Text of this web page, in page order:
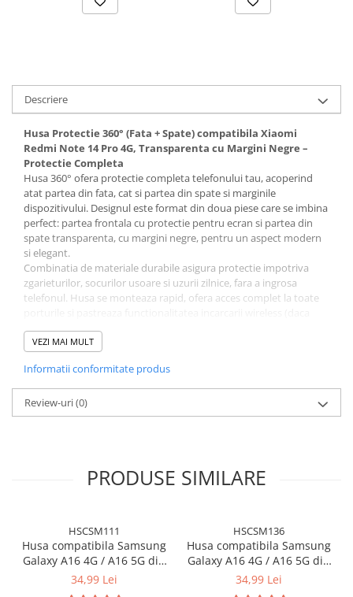
Descriere
Husa Protectie 360° (Fata + Spate) compatibila Xiaomi
Redmi Note 14 Pro 4G, Transparenta cu Margini Negre –
Protectie Completa
Husa 360° ofera protectie completa telefonului tau, acoperind
atat partea din fata, cat si partea din spate si marginile
dispozitivului. Designul este format din doua piese care se imbina
perfect: partea frontala cu protectie pentru ecran si partea din
spate transparenta, cu margini negre, pentru un aspect modern
si elegant.
Combinatia de materiale durabile asigura protectie impotriva
zgarieturilor, socurilor usoare si uzurii zilnice, fara a ingrosa
telefonul. Husa se monteaza rapid, ofera acces complet la toate
modelul suporta aceasta functie).
✅ Protectie completa 360°
VEZI MAI MULT
Informatii conformitate produs
Review-uri(0)
PRODUSE SIMILARE
HSCSM111
Husa compatibila Samsung
Galaxy A16 4G / A16 5G din
silicon catifelat cu interior
34,99 Lei
HSCSM136
Husa compatibila Samsung
Galaxy A16 4G / A16 5G din
silicon catifelat cu interior
34,99 Lei